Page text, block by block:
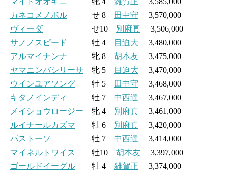
カネコメノボル せ 8 田中守 3,570,000
ヴィーダせ10 別府真 3,506,000
サノノスピード
牡 4 目迫大 3,480,000
アルマイナンナ 牝 8 胡本友 3,475,000
ヤマニンバシリーサ 牝 5 目迫大 3,470,000
ウインユアソング 牡 5 田中守 3,468,000
キタノインディ
牡 7 中西達 3,467,000
メイショウロージー 牝 4 別府真 3,461,000
ルイナールカズマ 牡 6 別府真 3,420,000
パストーソ
牡 7 中西達 3,414,000
マイネルトワイス
牡10 胡本友 3,397,000
ゴールドイーグル 牡 4 雑賀正 3,374,000